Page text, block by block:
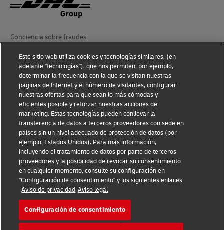
Conciencia sobre fraudes
Aviso Legal
Condiciones de Uso
Aviso de Privacidad
Información adicional
Ajustes de cookies
Síganos
2026 © - todos los derechos reservados
Este sitio web utiliza cookies y tecnologías similares, (en
adelante "tecnologías"), que nos permiten, por ejemplo,
determinar la frecuencia con la que se visitan nuestras
páginas de Internet y el número de visitantes, configurar
nuestras ofertas para que sean lo más cómodas y
eficientes posible y reforzar nuestras acciones de
marketing. Estas tecnologías pueden conllevar la
transferencia de datos a terceros proveedores con sede en
países sin un nivel adecuado de protección de datos (por
ejemplo, Estados Unidos). Para más información,
incluyendo el tratamiento de datos por parte de terceros
proveedores y la posibilidad de revocar su consentimiento
en cualquier momento, consulte su configuración en
"Configuración de consentimiento" y los siguientes enlaces
Aviso de privacidad Aviso legal
Configuración de consentimiento